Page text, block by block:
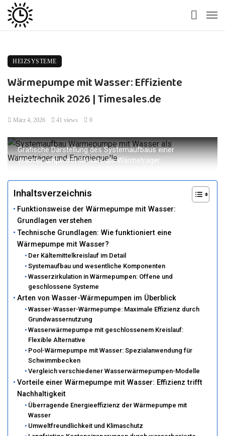
HEIZSYSTEME
Wärmepumpe mit Wasser: Effiziente
Heiztechnik 2026 | Timesales.de
März 4, 2026 41 views 0
Grafische Darstellung des Systemaufbaus einer
Wärmepumpe mit Wasser als Wärmeträger
Inhaltsverzeichnis
Funktionsweise der Wärmepumpe mit Wasser:
Grundlagen verstehen
Technische Grundlagen: Wie funktioniert eine
Wärmepumpe mit Wasser?
Der Kältemittelkreislauf im Detail
Systemaufbau und wesentliche Komponenten
Wasserzirkulation in Wärmepumpen: Offene und
geschlossene Systeme
Arten von Wasser-Wärmepumpen im Überblick
Wasser-Wasser-Wärmepumpe: Maximale Effizienz durch
Grundwassernutzung
Wasserwärmepumpe mit geschlossenem Kreislauf:
Flexible Alternative
Pool-Wärmepumpe mit Wasser: Spezialanwendung für
Schwimmbecken
Vergleich verschiedener Wasserwärmepumpen-Modelle
Vorteile einer Wärmepumpe mit Wasser: Effizienz trifft
Nachhaltigkeit
Überragende Energieeffizienz der Wärmepumpe mit
Wasser
Umweltfreundlichkeit und Klimaschutz